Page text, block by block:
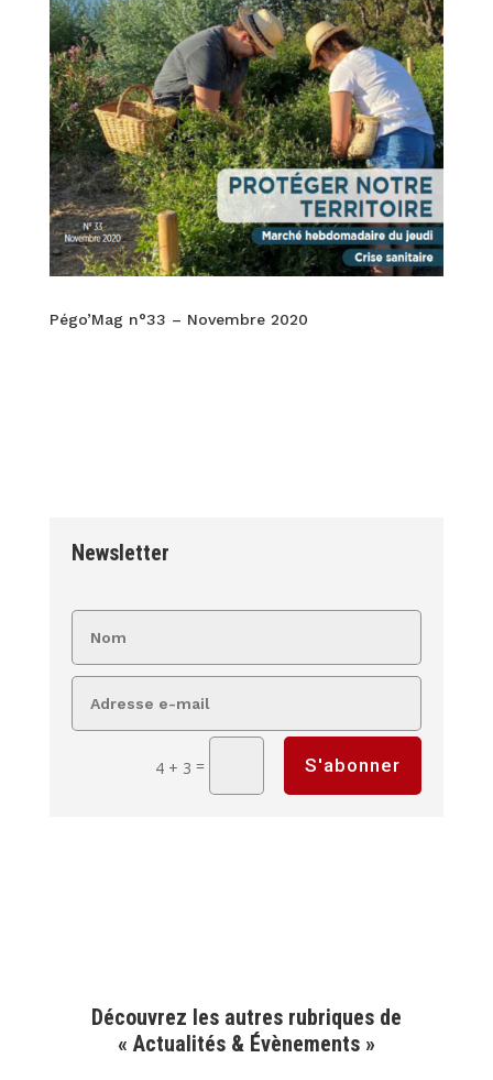
Pégo’Mag n°33 – Novembre 2020
Newsletter
4 + 3 = S'abonner
Découvrez les autres rubriques de
« Actualités & Évènements »